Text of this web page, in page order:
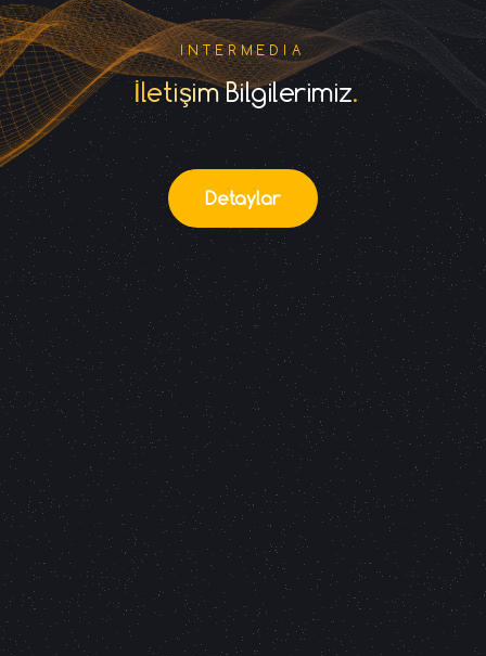
INTERMEDIA
İletişim Bilgilerimiz
Detaylar